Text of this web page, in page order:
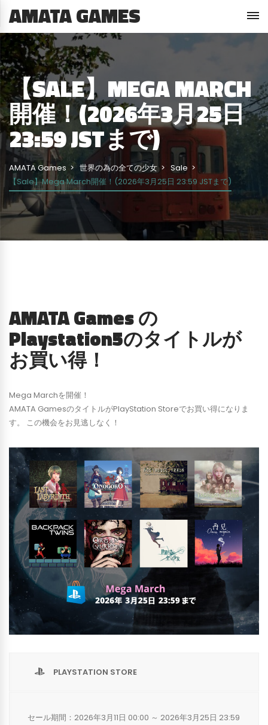
AMATA GAMES
【SALE】MEGA MARCH
開催！(2026年3月25日
23:59 JSTまで)
AMATA Games 世界の為の全ての少女
Sale
【Sale】Mega March開催！(2026年3月25日 23:59 JSTまで)
AMATA Games の
Playstation5のタイトルが
お買い得！
Mega Marchを開催！
AMATA GamesのタイトルがPlayStation Storeでお買い得になりま
す。 この機会をお見逃しなく！
PLAYSTATION STORE
セール期間：2026年3月11日 00:00 ～ 2026年3月25日 23:59